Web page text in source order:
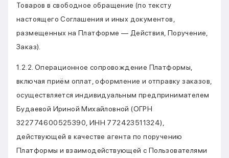
Товаров в свободное обращение (по тексту
настоящего Соглашения и иных документов,
размещенных на Платформе — Действия, Поручение,
Заказ).
1.2.2. Операционное сопровождение Платформы,
включая приём оплат, оформление и отправку заказов,
осуществляется индивидуальным предпринимателем
Будаевой Ириной Михайловной (ОГРН
322774600525390, ИНН 772423511324),
действующей в качестве агента по поручению
Платформы и взаимодействующей с Пользователями